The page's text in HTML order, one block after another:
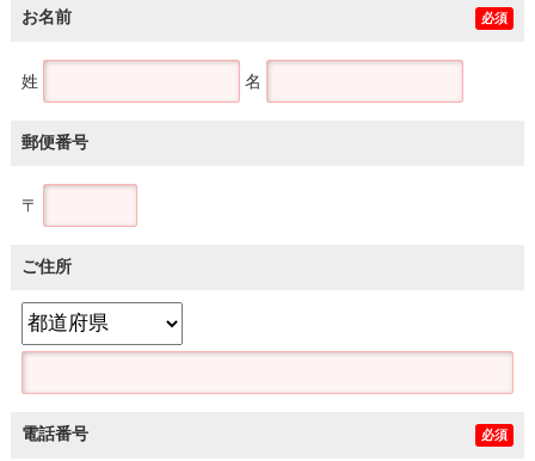
お名前 必須
姓 名
郵便番号
〒
ご住所
電話番号 必須